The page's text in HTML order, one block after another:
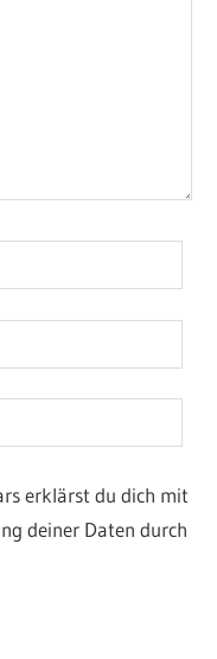
erklärst du dich mit
deiner Daten durch